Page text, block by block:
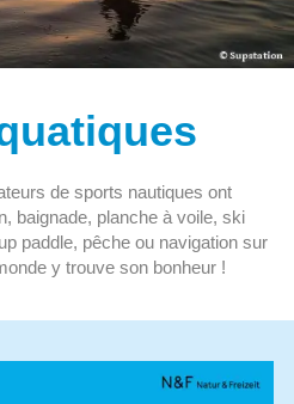
de sports nautiques ont
baignade, planche à voile, ski
paddle, pêche ou navigation sur
y trouve son bonheur !